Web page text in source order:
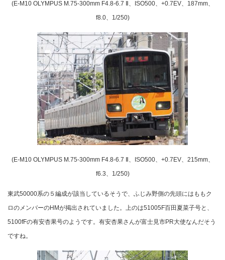
(E-M10 OLYMPUS M.75-300mm F4.8-6.7 Ⅱ、ISO500、+0.7EV、187mm、
f8.0、1/250)
(E-M10 OLYMPUS M.75-300mm F4.8-6.7 Ⅱ、ISO500、+0.7EV、215mm、
f6.3、1/250)
東武50000系の５編成が該当しているそうで、ふじみ野側の先頭にはももク
ロのメンバーのHMが掲出されていました。上のは51005F百田夏菜子号と、
5100fFの有安杏果号のようです。有安杏果さんが富士見市PR大使なんだそう
ですね。